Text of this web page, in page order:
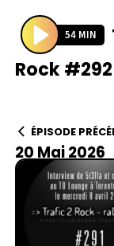
P
l
54 MIN
Rock #292
ÉPISODE
20 Mai 2026